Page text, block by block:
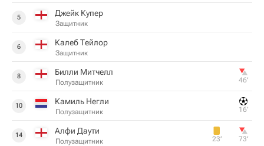
5 Джейк Купер
Защитник
6 Калеб Тейлор
Защитник
8 Билли Митчелл
Полузащитник 46‎’‎
10 Камиль Негли
Полузащитник 16‎’‎
14 Алфи Даути
Полузащитник 23‎’‎ 73‎’‎